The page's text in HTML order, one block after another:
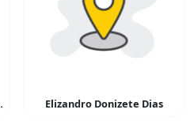
Elizandro Donizete Dias